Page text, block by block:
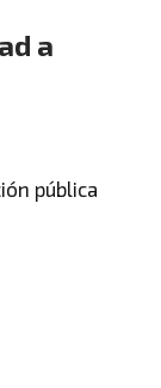
a
pública